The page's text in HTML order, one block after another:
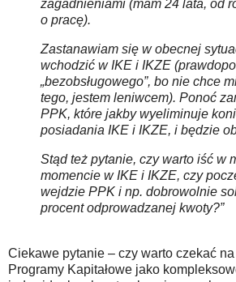
zagadnieniami (mam 24 lata, od
o pracę).
Zastanawiam się w obecnej
wchodzić w IKE i IKZE
„bezobsługowego”, bo nie chce
tego, jestem leniwcem). Ponoć
PPK, które jakby wyeliminuje
posiadania IKE i IKZE, i będzie
Stąd też pytanie, czy warto iść w
momencie w IKE i IKZE, czy
wejdzie PPK i np. dobrowolnie
procent odprowadzanej kwoty?”
Ciekawe pytanie – czy warto czekać
Programy Kapitałowe jako